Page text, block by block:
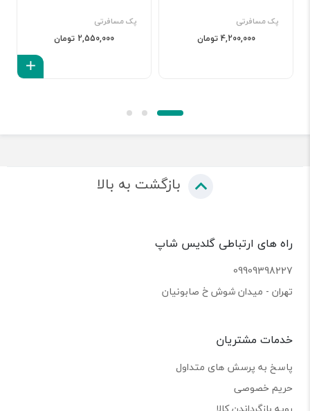
پک مسافرتی
4,200,000 تومان
پک مسافرتی
2,550,000 تومان
بازگشت به بالا
راه های ارتباطی گلدیس شاپ
09909398227
تهران - میدان شوش خ صابونیان
خدمات مشتریان
پاسخ به پرسش های متداول
حریم خصوصی